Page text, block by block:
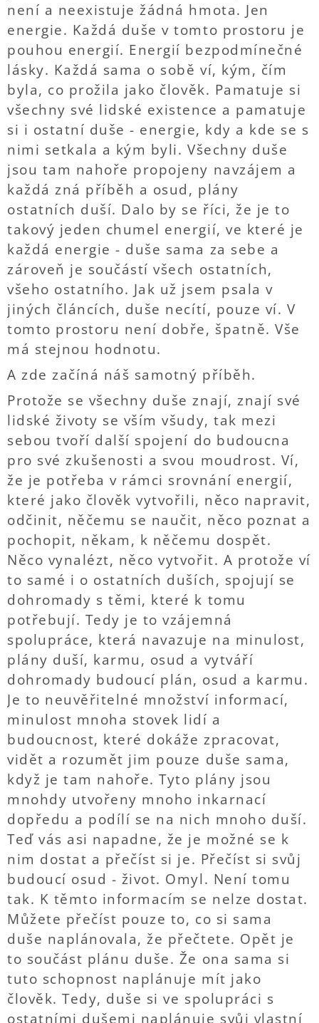
není a neexistuje žádná hmota. Jen
energie. Každá duše v tomto prostoru je
pouhou energií. Energií bezpodmínečné
lásky. Každá sama o sobě ví, kým, čím
byla, co prožila jako člověk. Pamatuje si
všechny své lidské existence a pamatuje
si i ostatní duše - energie, kdy a kde se s
nimi setkala a kým byli. Všechny duše
jsou tam nahoře propojeny navzájem a
každá zná příběh a osud, plány
ostatních duší. Dalo by se říci, že je to
takový jeden chumel energií, ve které je
každá energie - duše sama za sebe a
zároveň je součástí všech ostatních,
všeho ostatního. Jak už jsem psala v
jiných článcích, duše necítí, pouze ví. V
tomto prostoru není dobře, špatně. Vše
má stejnou hodnotu.
A zde začíná náš samotný příběh.
Protože se všechny duše znají, znají své
lidské životy se vším všudy, tak mezi
sebou tvoří další spojení do budoucna
pro své zkušenosti a svou moudrost. Ví,
že je potřeba v rámci srovnání energií,
které jako člověk vytvořili, něco napravit,
odčinit, něčemu se naučit, něco poznat a
pochopit, někam, k něčemu dospět.
Něco vynalézt, něco vytvořit. A protože ví
to samé i o ostatních duších, spojují se
dohromady s těmi, které k tomu
potřebují. Tedy je to vzájemná
spolupráce, která navazuje na minulost,
plány duší, karmu, osud a vytváří
dohromady budoucí plán, osud a karmu.
Je to neuvěřitelné množství informací,
minulost mnoha stovek lidí a
budoucnost, které dokáže zpracovat,
vidět a rozumět jim pouze duše sama,
když je tam nahoře. Tyto plány jsou
mnohdy utvořeny mnoho inkarnací
dopředu a podílí se na nich mnoho duší.
Teď vás asi napadne, že je možné se k
nim dostat a přečíst si je. Přečíst si svůj
budoucí osud - život. Omyl. Není tomu
tak. K těmto informacím se nelze dostat.
Můžete přečíst pouze to, co si sama
duše naplánovala, že přečtete. Opět je
to součást plánu duše. Že ona sama si
tuto schopnost naplánuje mít jako
člověk. Tedy, duše si ve spolupráci s
ostatními dušemi naplánuje svůj vlastní